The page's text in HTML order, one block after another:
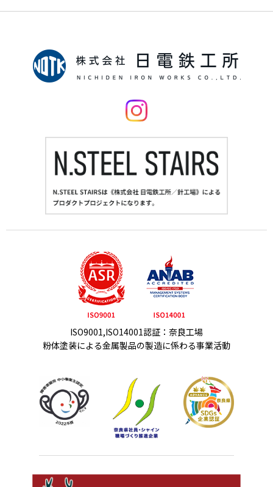
ISO9001,ISO14001認証：奈良工場
粉体塗装による金属製品の製造に係わる事業活動